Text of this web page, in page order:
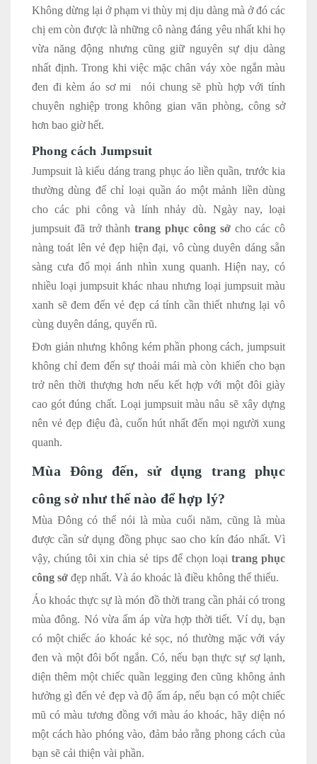
Không dừng lại ở phạm vi thùy mị dịu dàng mà ở đó các
chị em còn được là những cô nàng đáng yêu nhất khi họ
vừa năng động nhưng cũng giữ nguyên sự dịu dàng
nhất định. Trong khi việc mặc chân váy xòe ngắn màu
đen đi kèm áo sơ mi nói chung sẽ phù hợp với tính
chuyên nghiệp trong không gian văn phòng, công sở
hơn bao giờ hết.
Phong cách Jumpsuit
Jumpsuit là kiểu dáng trang phục áo liền quần, trước kia
thường dùng để chỉ loại quần áo một mảnh liền dùng
cho các phi công và lính nhảy dù. Ngày nay, loại
jumpsuit đã trở thành trang phục công sở cho các cô
nàng toát lên vẻ đẹp hiện đại, vô cùng duyên dáng sẵn
sàng cưa đổ mọi ánh nhìn xung quanh. Hiện nay, có
nhiều loại jumpsuit khác nhau nhưng loại jumpsuit màu
xanh sẽ đem đến vẻ đẹp cá tính cần thiết nhưng lại vô
cùng duyên dáng, quyến rũ.
Đơn giản nhưng không kém phần phong cách, jumpsuit
không chỉ đem đến sự thoải mái mà còn khiến cho bạn
trở nên thời thượng hơn nếu kết hợp với một đôi giày
cao gót đúng chất. Loại jumpsuit màu nâu sẽ xây dựng
nên vẻ đẹp điệu đà, cuốn hút nhất đến mọi người xung
quanh.
Mùa Đông đến, sử dụng trang phục
công sở như thế nào để hợp lý?
Mùa Đông có thể nói là mùa cuối năm, cũng là mùa
được cần sử dụng đồng phục sao cho kín đáo nhất. Vì
vậy, chúng tôi xin chia sẻ tips để chọn loại trang phục
công sở đẹp nhất. Và áo khoác là điều không thể thiếu.
Áo khoác thực sự là món đồ thời trang cần phải có trong
mùa đông. Nó vừa ấm áp vừa hợp thời tiết. Ví dụ, bạn
có một chiếc áo khoác kẻ sọc, nó thường mặc với váy
đen và một đôi bốt ngắn. Có, nếu bạn thực sự sợ lạnh,
diện thêm một chiếc quần legging đen cũng không ảnh
hưởng gì đến vẻ đẹp và độ ấm áp, nếu bạn có một chiếc
mũ có màu tương đồng với màu áo khoác, hãy diện nó
một cách hào phóng vào, đảm bảo rằng phong cách của
bạn sẽ cải thiện vài phần.